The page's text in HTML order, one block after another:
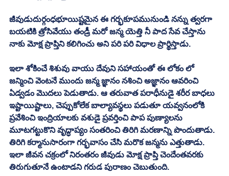
జీవుడుదుర్గంధభూయిష్టమైన ఈ గర్భకూపమునుండి నన్ను త్వరగా
బయటికి త్రోసివేయు తండ్రీ మరో జన్మ యెత్తి నీ పాద సేవ చేస్తాను
నాకు మోక్ష ప్రాప్తిని కలిగించు అని పరి పరి విధాల ప్రార్థిస్తాడు.
ఇలా శోకించే శిశువు వాయు దేవుని సహాయంతో ఈ లోకం లో
జన్మించి వెంటనే ముందు జన్మ జ్ఞానం నశించి అజ్ఞానం ఆవరించి
ఏడ్వడం మొదలు పెడుతాడు. ఆ తరువాత పరాధీనుడై శరీర బాధలు
ఇష్టాయిష్టాలు, చెప్పుకోలేక బాల్యావస్థలు పడుతూ యవ్వనంలోకి
ప్రవేశించి ఇంద్రియాలకు వశుడై ప్రవర్తించి పాప పుణ్యాలను
మూటగట్టుకొని వృద్ధాప్యం సంతరించి తిరిగి మరణాన్ని పొందుతాడు.
తిరిగి కర్మానుసారంగా గర్భవాసం చేసి మరొక జన్మను ఎత్తుతాడు.
ఇలా జీవన చక్రంలో నిరంతరం జీవుడు మోక్ష ప్రాప్తి చెందేంతవరకు
తిరుగుతూనే ఉంటాడని గరుడ పురాణం చెబుతుంది.